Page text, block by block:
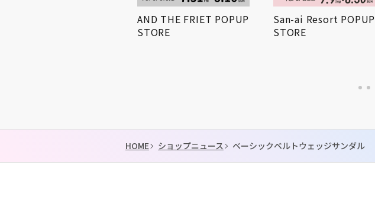
AND THE FRIET POPUP
STORE
San-ai Resort POPUP
STORE
HOME ショップニュース ベーシックベルトウェッジサンダル